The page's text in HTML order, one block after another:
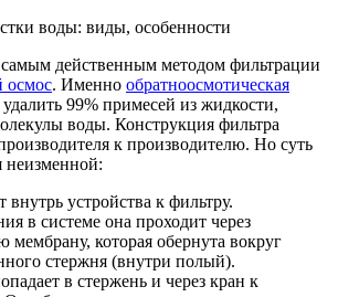
действенным методом фильтрации
осмос. Именно обратноосмотическая
99% примесей из жидкости,
воды. Конструкция фильтра
к производителю. Но суть
неизменной:
внутрь устройства к фильтру.
в системе она проходит через
мембрану, которая обернута вокруг
стержня (внутри полый).
в стержень и через кран к